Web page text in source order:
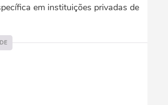
em instituições privadas de